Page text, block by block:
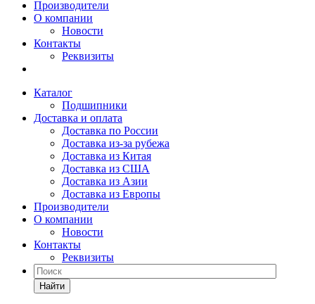
Производители
О компании
Новости
Контакты
Реквизиты
Каталог
Подшипники
Доставка и оплата
Доставка по России
Доставка из-за рубежа
Доставка из Китая
Доставка из США
Доставка из Азии
Доставка из Европы
Производители
О компании
Новости
Контакты
Реквизиты
Найти